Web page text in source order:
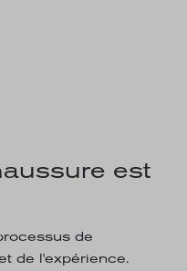
est
de
de l'expérience.